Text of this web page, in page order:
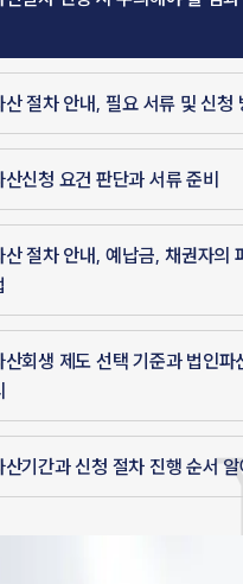
산 절차 안내, 필요 서류 및 신청
산신청 요건 판단과 서류 준비
산 절차 안내, 예납금, 채권자의
산회생 제도 선택 기준과 법인파
산기간과 신청 절차 진행 순서